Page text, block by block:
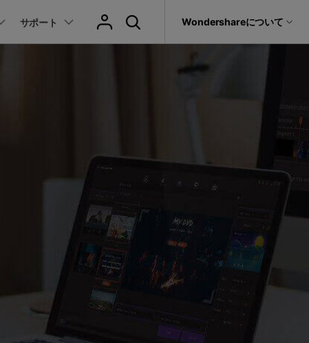
サポート Wondershareについて
動画・音声編集 > 音声をテキストに >
その他の機能 > 録画・録音 >
DVD・CD作成 >
もっと見る >>
サポート